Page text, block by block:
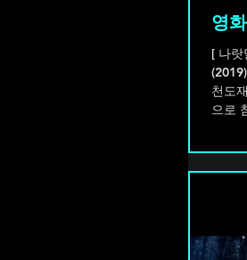
영
[ 나랏말싸미 ] - 조철현 감독(2019) - 영화 나랏말싸미
천도
으로